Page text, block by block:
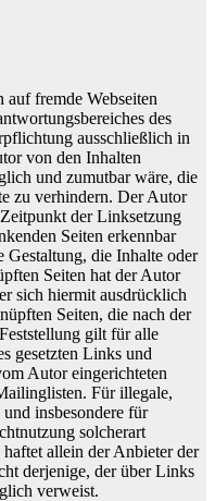
fremde Webseiten
des
ausschließlich in
von den Inhalten
und zumutbar wäre, die
zu verhindern. Der Autor
der Linksetzung
Seiten erkennbar
die Inhalte oder
Seiten hat der Autor
sich hiermit ausdrücklich
Seiten, die nach der
gilt für alle
gesetzten Links und
Autor eingerichteten
Für illegale,
insbesondere für
solcherart
allein der Anbieter der
derjenige, der über Links
verweist.